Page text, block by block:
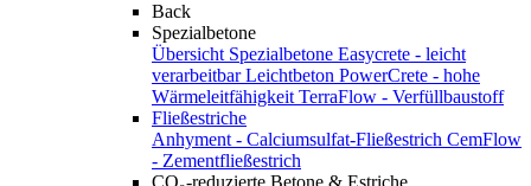
Back
Spezialbetone
Übersicht Spezialbetone Easycrete - leicht
verarbeitbar Leichtbeton PowerCrete - hohe
Wärmeleitfähigkeit TerraFlow - Verfüllbaustoff
Fließestriche
Anhyment - Calciumsulfat-Fließestrich CemFlow
- Zementfließestrich
CO₂-reduzierte Betone & Estriche